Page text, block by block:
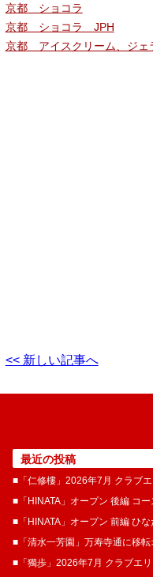
京都 ショコラ
京都 ショコラ JPH
京都 アイスクリーム、ジェ
<< 新しい記事へ
最近の投稿
■「仁修樓」2026年7月 クラブ
■「HINATA」オープン 後編 コ
■「HINATA」オープン 前編 ひ
■「清水一芳園」万寿寺通に移転
■「獨歩」2026年7月 クラブエ